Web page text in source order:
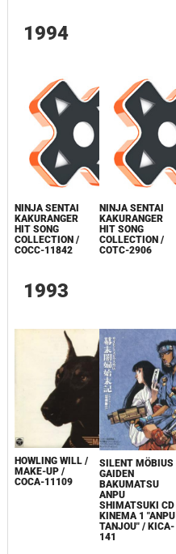
1994
NINJA SENTAI
KAKURANGER
HIT SONG
COLLECTION /
COCC-11842
NINJA SENTAI
KAKURANGER
HIT SONG
COLLECTION /
COTC-2906
1993
HOWLING WILL /
MAKE-UP /
COCA-11109
SILENT MÖBIUS
GAIDEN
BAKUMATSU
ANPU
SHIMATSUKI CD
KINEMA 1 "ANPU
TANJOU" / KICA-
141